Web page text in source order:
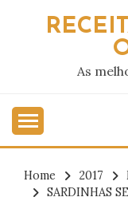
As
Home 2017
SARDINHAS